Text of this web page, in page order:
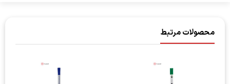
محصولات مرتبط